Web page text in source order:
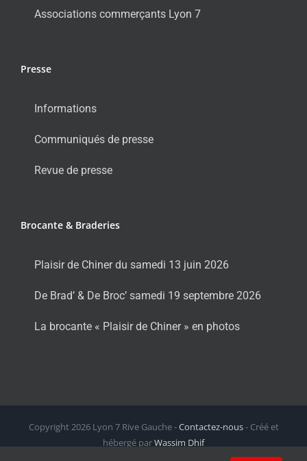
Associations commerçants Lyon 7
Presse
Informations
Communiqués de presse
Revue de presse
Brocante & Braderies
Plaisir de Chiner du samedi 13 juin 2026
De Brad’ & De Broc’ samedi 19 septembre 2026
La brocante « Plaisir de Chiner » en photos
Copyright 2026 Lyon 7 Rive Gauche -Contactez-nous- Créé et
hébergé parWassim Dhif